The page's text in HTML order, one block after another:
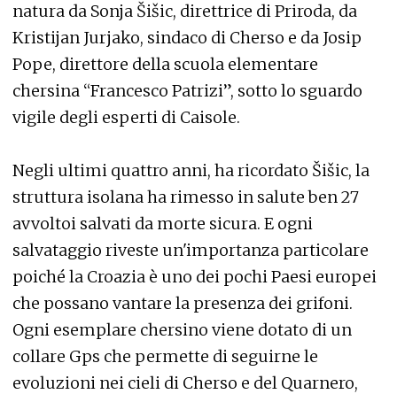
natura da Sonja Šišic, direttrice di Priroda, da
Kristijan Jurjako, sindaco di Cherso e da Josip
Pope, direttore della scuola elementare
chersina “Francesco Patrizi”, sotto lo sguardo
vigile degli esperti di Caisole.
Negli ultimi quattro anni, ha ricordato Šišic, la
struttura isolana ha rimesso in salute ben 27
avvoltoi salvati da morte sicura. E ogni
salvataggio riveste un'importanza particolare
poiché la Croazia è uno dei pochi Paesi europei
che possano vantare la presenza dei grifoni.
Ogni esemplare chersino viene dotato di un
collare Gps che permette di seguirne le
evoluzioni nei cieli di Cherso e del Quarnero,